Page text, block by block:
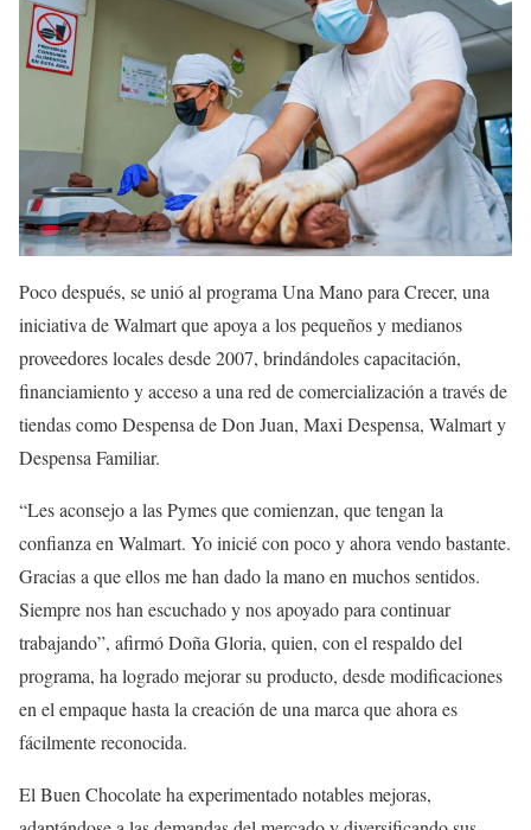
Poco después, se unió al programa Una Mano para Crecer, una
iniciativa de Walmart que apoya a los pequeños y medianos
proveedores locales desde 2007, brindándoles capacitación,
financiamiento y acceso a una red de comercialización a través de
tiendas como Despensa de Don Juan, Maxi Despensa, Walmart y
Despensa Familiar.
“Les aconsejo a las Pymes que comienzan, que tengan la
confianza en Walmart. Yo inicié con poco y ahora vendo bastante.
Gracias a que ellos me han dado la mano en muchos sentidos.
Siempre nos han escuchado y nos apoyado para continuar
trabajando”, afirmó Doña Gloria, quien, con el respaldo del
programa, ha logrado mejorar su producto, desde modificaciones
en el empaque hasta la creación de una marca que ahora es
fácilmente reconocida.
El Buen Chocolate ha experimentado notables mejoras,